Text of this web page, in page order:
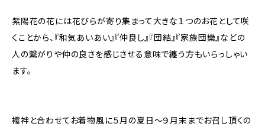
紫陽花の花には花びらが寄り集まって大きな１つのお花として咲
くことから、『和気あいあい』『仲良し』『団結』『家族団欒』などの
人の繋がりや仲の良さを感じさせる意味で纏う方もいらっしゃい
ます。
襦袢と合わせてお着物風に５月の夏日～９月末までお召し頂くの